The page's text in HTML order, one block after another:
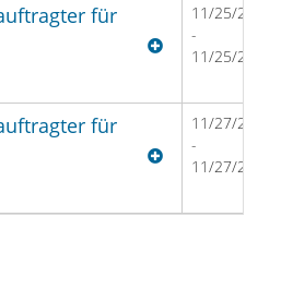
für
11/25/2026
-
11/25/2026
für
11/27/2026
-
11/27/2026